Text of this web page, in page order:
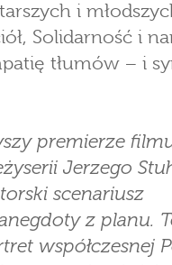
i
Solidarność i
tłumów − i
premierze
Jerzego
scenariusz
z planu.
współczesnej